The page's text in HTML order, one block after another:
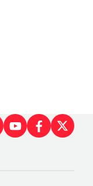
LinkedInX